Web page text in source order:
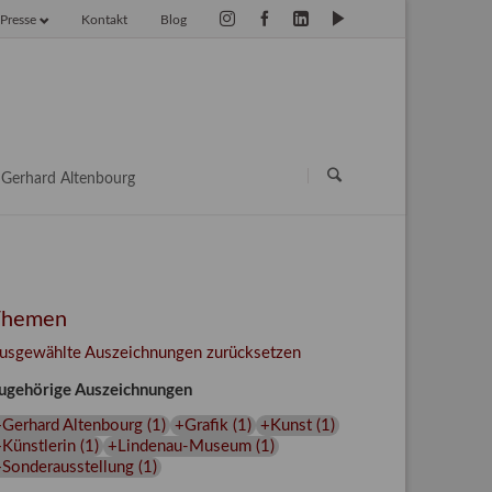
Blog
Kontakt
Presse
Gerhard Altenbourg
Auszeichnungen zurücksetzen
Auszeichnungen
Altenbourg(1 ) +Grafik (1 ) +Kunst(1 )
(1 ) +Lindenau-Museum(1 )
(1 )